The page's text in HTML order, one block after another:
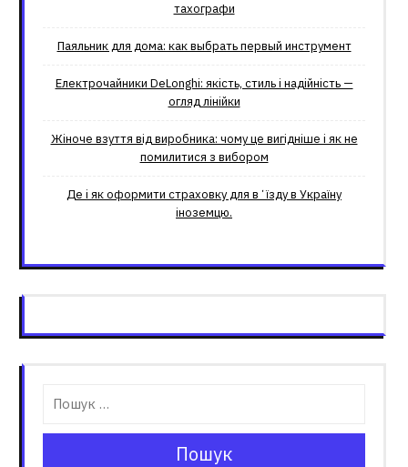
тахографи
Паяльник для дома: как выбрать первый инструмент
Електрочайники DeLonghi: якість, стиль і надійність —
огляд лінійки
Жіноче взуття від виробника: чому це вигідніше і як не
помилитися з вибором
Де і як оформити страховку для вʼїзду в Україну
іноземцю.
Пошук